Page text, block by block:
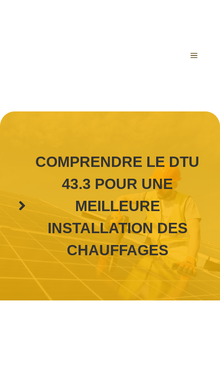
MENU
COMPRENDRE LE DTU
43.3 POUR UNE
MEILLEURE
INSTALLATION DES
CHAUFFAGES